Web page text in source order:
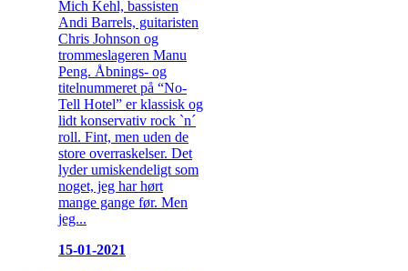
Mich Kehl, bassisten
Andi Barrels, guitaristen
Chris Johnson og
trommeslageren Manu
Peng. Åbnings- og
titelnummeret på “No-
Tell Hotel” er klassisk og
lidt konservativ rock `n´
roll. Fint, men uden de
store overraskelser. Det
lyder umiskendeligt som
noget, jeg har hørt
mange gange før. Men
jeg...
15-01-2021